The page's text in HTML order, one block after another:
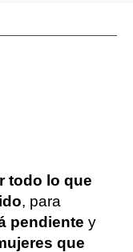
todo lo que
, para
pendiente y
que